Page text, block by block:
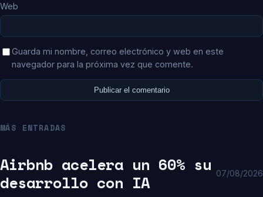
Web
Guarda mi nombre, correo electrónico y web en este
navegador para la próxima vez que comente.
MÁS ENTRADAS
Airbnb acelera un 60% su
desarrollo con IA
07/08/2026